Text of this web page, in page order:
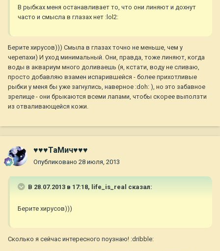
В рыбках меня останавливает то, что они линяют и дохнут
часто и смысла в глазах нет :lol2:
Берите хирусов))) Смыла в глазах точно не меньше, чем у
черепахи) И уход минимальный. Они, правда, тоже линяют, когда
воды в аквариум много доливаешь (я, кстати, воду не сливаю,
просто добавляю взамен испарившейся - более прихотливые
рыбки у меня бы уже загнулись, наверное :doh: ), но это забавное
зрелище - они брыкаются всеми лапами, чтобы скорее выползти
из отваливающейся кожи.
♥♥♥ТаМич♥♥♥
Опубликовано 28 июля, 2013
В 28.07.2013 в 17:18, life_is_real сказал:
Берите хирусов)))
Сколько я сейчас интересного поузнаю! :dribble: